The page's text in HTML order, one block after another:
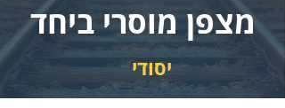
מצפן מוסרי ביחד
יסודי